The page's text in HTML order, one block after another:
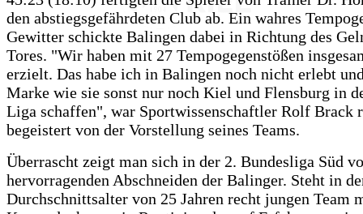
den abstiegsgefährdeten Club ab. Ein wahres
Gewitter schickte Balingen dabei in Richtung des
Tores. "Wir haben mit 27 Tempogegenstößen
erzielt. Das habe ich in Balingen noch nicht erlebt
Marke wie sie sonst nur noch Kiel und Flensburg in
Liga schaffen", war Sportwissenschaftler Rolf Brack
begeistert von der Vorstellung seines Teams.
Überrascht zeigt man sich in der 2. Bundesliga Süd
hervorragenden Abschneiden der Balinger. Steht in
Durchschnittsalter von 25 Jahren recht jungen Team